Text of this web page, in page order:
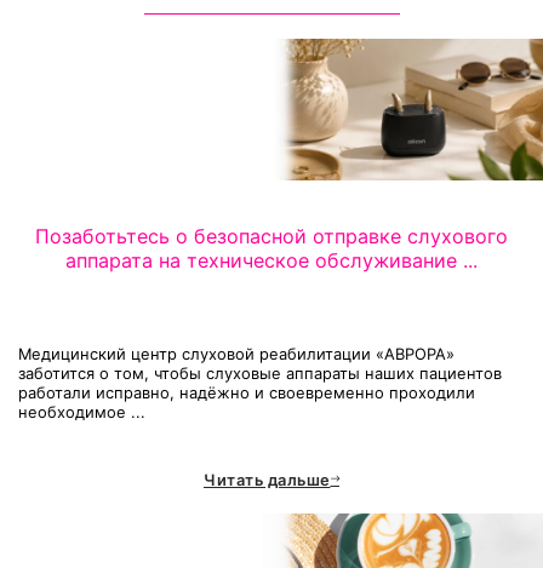
Позаботьтесь о безопасной отправке слухового
аппарата на техническое обслуживание ...
Медицинский центр слуховой реабилитации «АВРОРА»
заботится о том, чтобы слуховые аппараты наших пациентов
работали исправно, надёжно и своевременно проходили
необходимое ...
Читать дальше